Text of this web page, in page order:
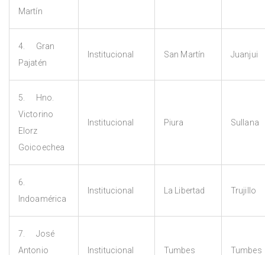
Martín
4. Gran
Pajatén
Institucional San Martín Juanjui
5. Hno.
Victorino
Elorz
Goicoechea
Institucional Piura Sullana
6.
Indoamérica
Institucional La Libertad Trujillo
7. José
Antonio
Institucional Tumbes Tumbes